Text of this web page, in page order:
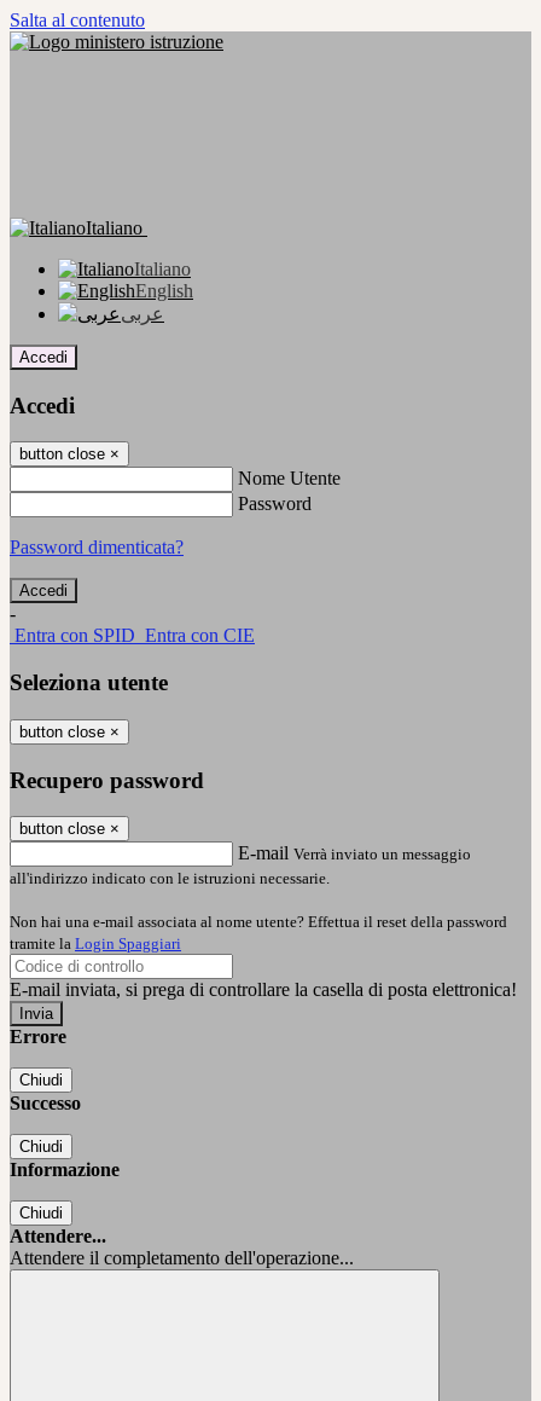
Salta al contenuto
Italiano
Italiano
English
عربى
Accedi
Accedi
button close ×
Nome Utente
Password
Password dimenticata?
-
Entra con SPID Entra con CIE
Seleziona utente
button close ×
Recupero password
button close ×
E-mail Verrà inviato un messaggio
all'indirizzo indicato con le istruzioni necessarie.
Non hai una e-mail associata al nome utente? Effettua il reset della password
tramite la Login Spaggiari
E-mail inviata, si prega di controllare la casella di posta elettronica!
Errore
Chiudi
Successo
Chiudi
Informazione
Chiudi
Attendere...
Attendere il completamento dell'operazione...